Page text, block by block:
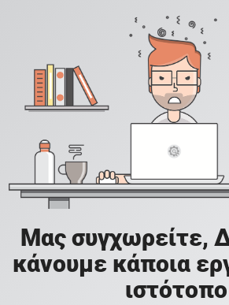
Μας συγχωρείτε,
κάνουμε κάποια
ιστότοπο